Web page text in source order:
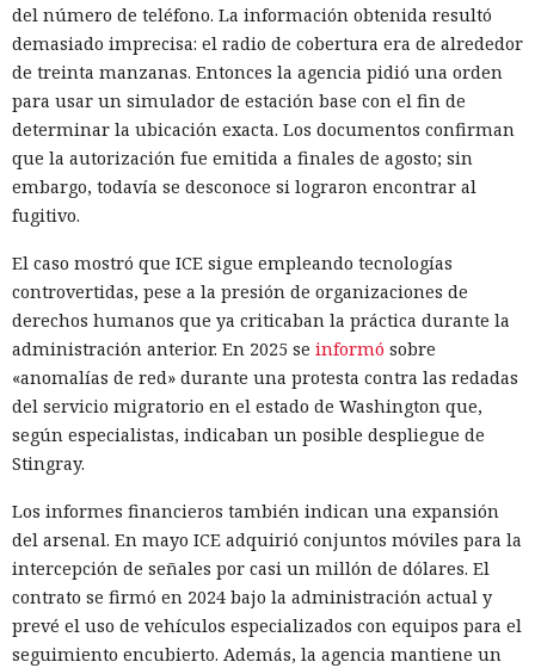
del número de teléfono. La información obtenida resultó
demasiado imprecisa: el radio de cobertura era de alrededor
de treinta manzanas. Entonces la agencia pidió una orden
para usar un simulador de estación base con el fin de
determinar la ubicación exacta. Los documentos confirman
que la autorización fue emitida a finales de agosto; sin
embargo, todavía se desconoce si lograron encontrar al
fugitivo.
El caso mostró que ICE sigue empleando tecnologías
controvertidas, pese a la presión de organizaciones de
derechos humanos que ya criticaban la práctica durante la
administración anterior. En 2025 se informó sobre
«anomalías de red» durante una protesta contra las redadas
del servicio migratorio en el estado de Washington que,
según especialistas, indicaban un posible despliegue de
Stingray.
Los informes financieros también indican una expansión
del arsenal. En mayo ICE adquirió conjuntos móviles para la
intercepción de señales por casi un millón de dólares. El
contrato se firmó en 2024 bajo la administración actual y
prevé el uso de vehículos especializados con equipos para el
seguimiento encubierto. Además, la agencia mantiene un